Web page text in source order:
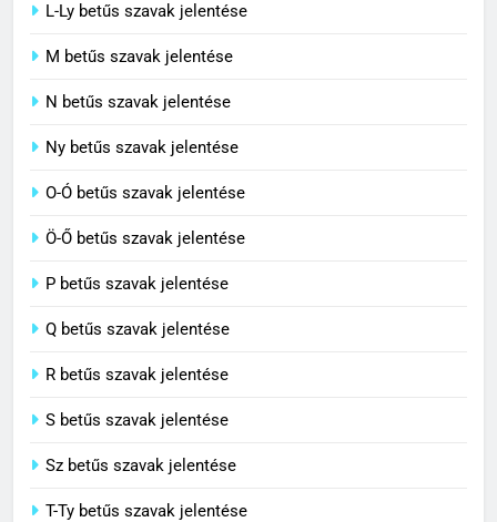
C BETŰS SZAVAK JELENTÉSE
8
Céltudatos jelentése
L-Ly betűs szavak jelentése
M betűs szavak jelentése
N betűs szavak jelentése
Ny betűs szavak jelentése
O-Ó betűs szavak jelentése
Ö-Ő betűs szavak jelentése
P betűs szavak jelentése
Q betűs szavak jelentése
R betűs szavak jelentése
S betűs szavak jelentése
Sz betűs szavak jelentése
T-Ty betűs szavak jelentése